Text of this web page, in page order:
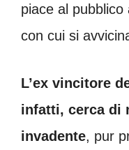
piace al
con cui si
L’ex vincitore
infatti, cerca di
invadente, pur